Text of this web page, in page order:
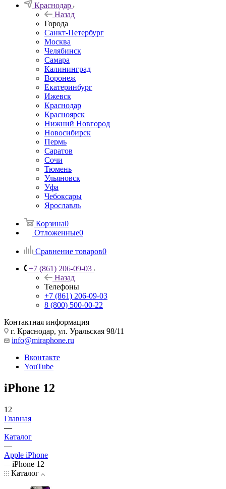
Краснодар
Назад
Города
Санкт-Петербург
Москва
Челябинск
Самара
Калининград
Воронеж
Екатеринбург
Ижевск
Краснодар
Красноярск
Нижний Новгород
Новосибирск
Пермь
Саратов
Сочи
Тюмень
Ульяновск
Уфа
Чебоксары
Ярославль
Корзина0
Отложенные0
Сравнение товаров0
+7 (861) 206-09-03
Назад
Телефоны
+7 (861) 206-09-03
8 (800) 500-00-22
Контактная информация
г. Краснодар, ул. Уральская 98/11
info@miraphone.ru
Вконтакте
YouTube
iPhone 12
12
Главная
—
Каталог
—
Apple iPhone
—iPhone 12
Каталог